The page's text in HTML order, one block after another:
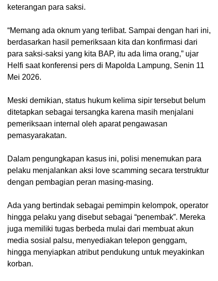
keterangan para saksi.
“Memang ada oknum yang terlibat. Sampai dengan hari ini,
berdasarkan hasil pemeriksaan kita dan konfirmasi dari
para saksi-saksi yang kita BAP, itu ada lima orang,” ujar
Helfi saat konferensi pers di Mapolda Lampung, Senin 11
Mei 2026.
Meski demikian, status hukum kelima sipir tersebut belum
ditetapkan sebagai tersangka karena masih menjalani
pemeriksaan internal oleh aparat pengawasan
pemasyarakatan.
Dalam pengungkapan kasus ini, polisi menemukan para
pelaku menjalankan aksi love scamming secara terstruktur
dengan pembagian peran masing-masing.
Ada yang bertindak sebagai pemimpin kelompok, operator
hingga pelaku yang disebut sebagai “penembak”. Mereka
juga memiliki tugas berbeda mulai dari membuat akun
media sosial palsu, menyediakan telepon genggam,
hingga menyiapkan atribut pendukung untuk meyakinkan
korban.